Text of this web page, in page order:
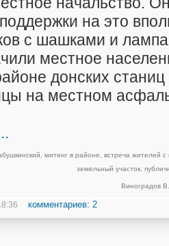
на это
с шашками и
местное
донских
на местном
митинг в районе
встреча жителей с
земельный участок,
Виноградов
комментариев: 2